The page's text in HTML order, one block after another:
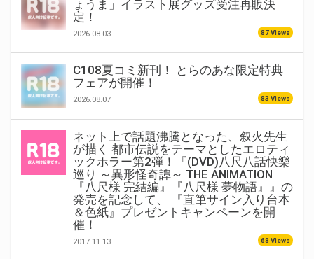
ょうま」イラスト展グッズ受注再販決
定！
2026.08.03 87 Views
C108夏コミ新刊！ とらのあな限定特典
フェアが開催！
2026.08.07 83 Views
ネット上で話題沸騰となった、叙火先生
が描く 都市伝説をテーマとしたエロティ
ックホラー第2弾！『(DVD)八尺八話快樂
巡り ～異形怪奇譚～ THE ANIMATION
『八尺様 完結編』『八尺様 夢物語』』の
発売を記念して、 『直筆サイン入り台本
＆色紙』プレゼントキャンペーンを開
催！
2017.11.13 68 Views